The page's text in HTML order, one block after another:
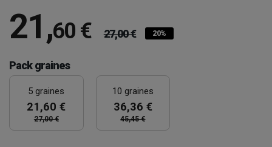
21,60 € 27,00 € 20%
Pack graines
5 graines
21,60 €
27,00 €
10 graines
36,36 €
45,45 €